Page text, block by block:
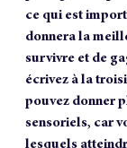
ce qui est
donnera la
survivre et de
écrivez à la
pouvez donner
sensoriels, car
lesquels